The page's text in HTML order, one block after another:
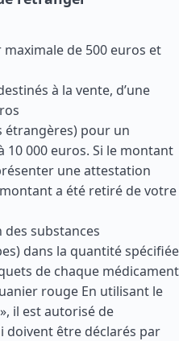
maximale de 500 euros et
à la vente, d’une
étrangères) pour un
10 000 euros. Si le montant
une attestation
a été retiré de votre
des substances
dans la quantité spécifiée
de chaque médicament
rouge En utilisant le
il est autorisé de
être déclarés par